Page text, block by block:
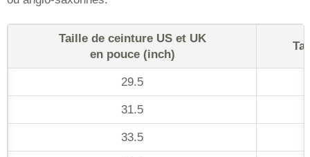
Taille de ceinture US et UK
en pouce (inch)
29.5
31.5
33.5